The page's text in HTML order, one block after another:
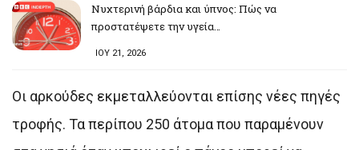
Νυχτερινή βάρδια και ύπνος: Πώς να
προστατέψετε την υγεία…
ΙΟΥ 21, 2026
Οι αρκούδες εκμεταλλεύονται επίσης νέες πηγές
τροφής. Τα περίπου 250 άτομα που παραμένουν